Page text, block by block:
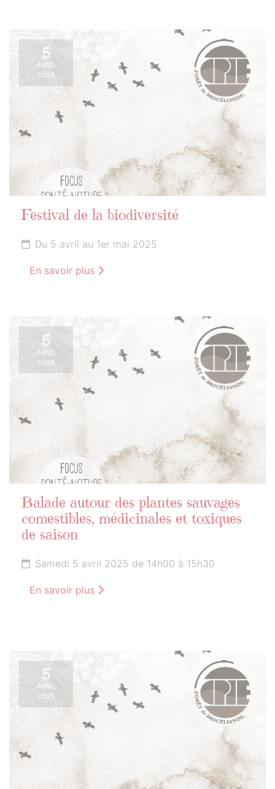
5
AVRIL
2025
Festival de la biodiversité
Du 5 avril au 1er mai 2025
En savoir plus
5
AVRIL
2025
Balade autour des plantes sauvages
comestibles, médicinales et toxiques
de saison
Samedi 5 avril 2025 de 14h00 à 15h30
En savoir plus
5
AVRIL
2025